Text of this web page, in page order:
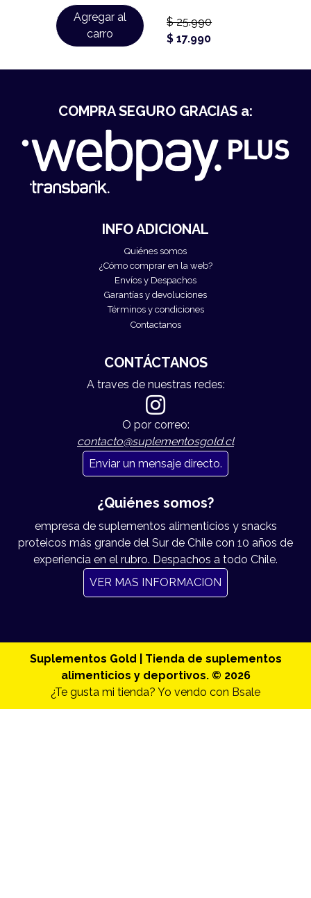
Agregar al
carro
$ 25.990
$ 17.990
INFO ADICIONAL
Quiénes somos
¿Cómo comprar en la web?
Envíos y Despachos
Garantías y devoluciones
Términos y condiciones
Contactanos
COMPRA SEGURO GRACIAS a:
CONTÁCTANOS
A traves de nuestras redes:
O por correo:
contacto@suplementosgold.cl
Enviar un mensaje directo.
¿Quiénes somos?
empresa de suplementos alimenticios y snacks
proteicos más grande del Sur de Chile con 10 años de
experiencia en el rubro. Despachos a todo Chile.
VER MAS INFORMACION
Suplementos Gold | Tienda de suplementos
alimenticios y deportivos. © 2026
¿Te gusta mi tienda? Yo vendo con Bsale